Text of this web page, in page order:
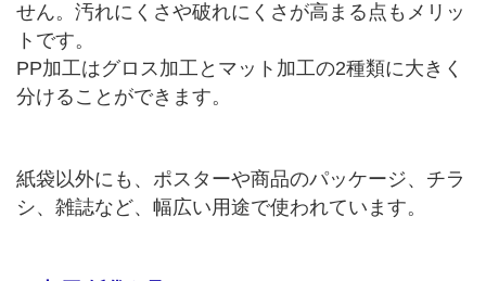
せん。汚れにくさや破れにくさが高まる点もメリッ
トです。
PP加工はグロス加工とマット加工の2種類に大きく
分けることができます。
紙袋以外にも、ポスターや商品のパッケージ、チラ
シ、雑誌など、幅広い用途で使われています。